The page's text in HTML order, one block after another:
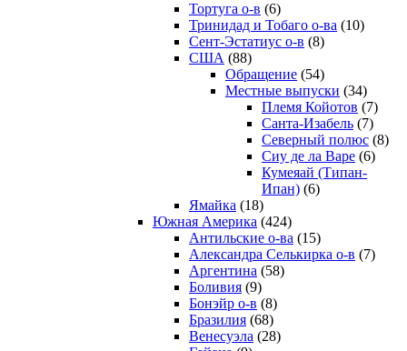
Тортуга о-в (6)
Тринидад и Тобаго о-ва (10)
Сент-Эстатиус о-в (8)
США (88)
Обращение (54)
Местные выпуски (34)
Племя Койотов (7)
Санта-Изабель (7)
Северный полюс (8)
Сиу де ла Варе (6)
Кумеяай (Типан-
Ипан) (6)
Ямайка (18)
Южная Америка (424)
Антильские о-ва (15)
Александра Селькирка о-в (7)
Аргентина (58)
Боливия (9)
Бонэйр о-в (8)
Бразилия (68)
Венесуэла (28)